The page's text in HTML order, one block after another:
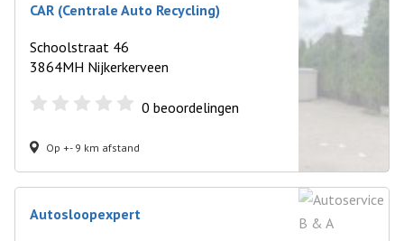
CAR (Centrale Auto Recycling)
Schoolstraat 46
3864MH Nijkerkerveen
0 beoordelingen
Op +- 9 km afstand
Autosloopexpert